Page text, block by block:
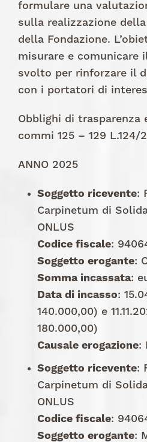
formulare una
sulla realizzazione
della Fondazione.
misurare e comunicare
svolto per rinforzare il
con i portatori di
Obblighi di trasparenza
commi 125 – 129 L.124/
ANNO 2025
Soggetto ricevente:
Carpinetum di
ONLUS
Codice fiscale:
Soggetto erogante:
Somma incassata:
Data di incasso:
140.000,00) e
180.000,00)
Causale erogazione:
Soggetto ricevente:
Carpinetum di
ONLUS
Codice fiscale:
Soggetto erogante: